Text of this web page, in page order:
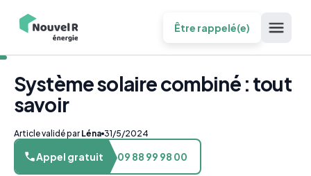
Être rappelé(e)
Système solaire combiné : tout
savoir
Article validé par Léna 31/5/2024
Appel gratuit 09 88 99 98 00